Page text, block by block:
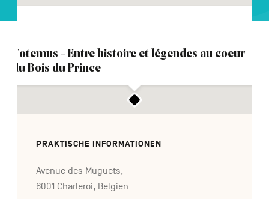
Totemus - Entre histoire et légendes au coeur
du Bois du Prince
PRAKTISCHE INFORMATIONEN
Avenue des Muguets,
6001 Charleroi, Belgien